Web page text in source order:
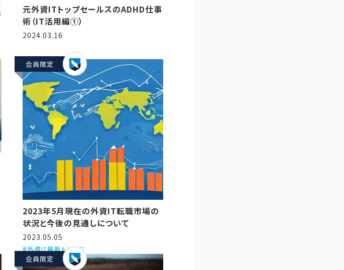
元外資ITトップセールスのADHD仕事
術（IT活用編①）
2024.03.16
会員限定
2023年5月現在の外資IT転職市場の
状況と今後の見通しについて
2023.05.05
外資IT最新トレンド
会員限定